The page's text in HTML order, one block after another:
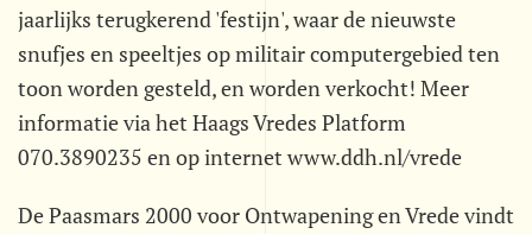
jaarlijks terugkerend 'festijn', waar de nieuwste
snufjes en speeltjes op militair computergebied ten
toon worden gesteld, en worden verkocht! Meer
informatie via het Haags Vredes Platform
070.3890235 en op internet www.ddh.nl/vrede
De Paasmars 2000 voor Ontwapening en Vrede vindt